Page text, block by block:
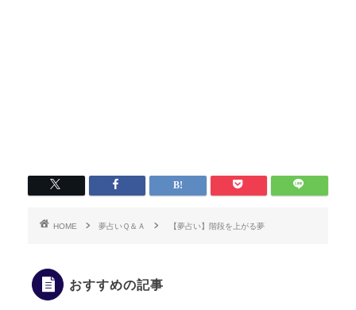
HOME 夢占いＱ＆Ａ 【夢占い】階段を上がる夢
おすすめの記事